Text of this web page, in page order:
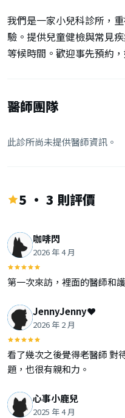
我們是一家小兒科診所，
驗。提供兒童健檢與常見
等候時間。歡迎事先預約
醫師團隊
此診所尚未提供醫師資訊。
5 · 3 則評價
咖啡閃
2026 年 4 月
第一次來訪，裡面的醫師和
JennyJenny❤️
2026 年 2 月
看了幾次之後覺得老醫師 對
題，也很有親和力。
心事小鹿兒
2025 年 4 月